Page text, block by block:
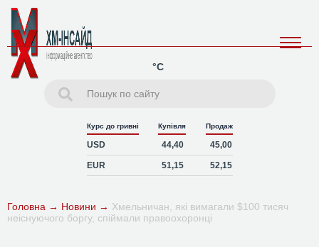
°C
Курс до гривні Купівля Продаж
USD 44,40 45,00
EUR 51,15 52,15
Головна → Новини → Хмельничан, які вимагали $100 тисяч
неіснуючого боргу, спіймали правоохоронці